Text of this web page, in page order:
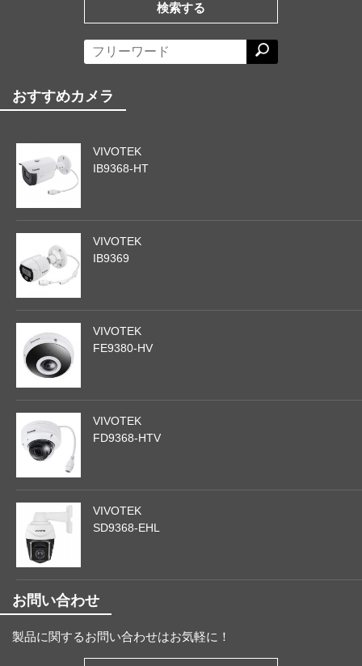
検索する
おすすめカメラ
VIVOTEK
IB9368-HT
VIVOTEK
IB9369
VIVOTEK
FE9380-HV
VIVOTEK
FD9368-HTV
VIVOTEK
SD9368-EHL
お問い合わせ
製品に関するお問い合わせはお気軽に！